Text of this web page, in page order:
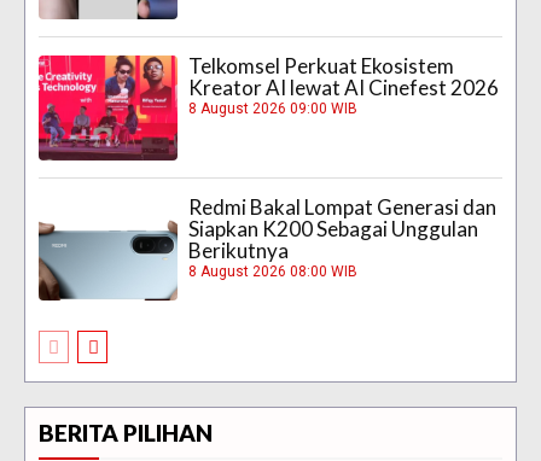
Telkomsel Perkuat Ekosistem
Kreator AI lewat AI Cinefest 2026
8 August 2026 09:00 WIB
Redmi Bakal Lompat Generasi dan
Siapkan K200 Sebagai Unggulan
Berikutnya
8 August 2026 08:00 WIB
BERITA PILIHAN